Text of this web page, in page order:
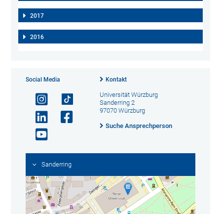
2017
2016
Social Media Kontakt
Universität Würzburg
Sanderring 2
97070 Würzburg
Suche Ansprechperson
Sanderring